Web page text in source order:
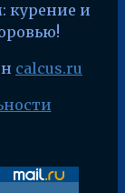
курение и
calcus.ru